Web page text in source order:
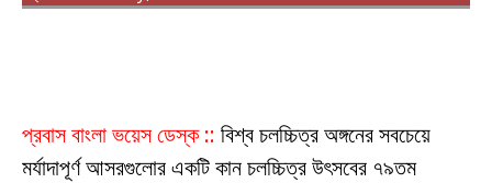
প্রবাস বাংলা ভয়েস ডেস্ক :: বিশ্ব চলচ্চিত্র অঙ্গনের সবচেয়ে
মর্যাদাপূর্ণ আসরগুলোর একটি কান চলচ্চিত্র উৎসবের ৭৯তম